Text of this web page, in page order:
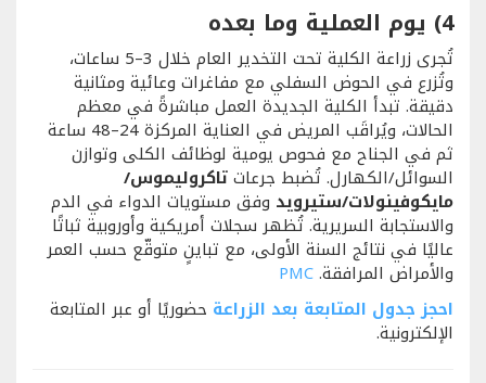
4) يوم العملية وما بعده
تُجرى زراعة الكلية تحت التخدير العام خلال 3–5 ساعات،
وتُزرع في الحوض السفلي مع مفاغرات وعائية ومثانية
دقيقة. تبدأ الكلية الجديدة العمل مباشرةً في معظم
الحالات، ويُراقَب المريض في العناية المركزة 24–48 ساعة
ثم في الجناح مع فحوص يومية لوظائف الكلى وتوازن
السوائل/الكهارل. تُضبط جرعاتتاكروليموس/
مايكوفينولات/ستيرويد وفق مستويات الدواء في الدم
والاستجابة السريرية. تُظهر سجلات أمريكية وأوروبية ثباتًا
عاليًا في نتائج السنة الأولى، مع تباينٍ متوقّع حسب العمر
والأمراض المرافقة.PMC
احجز جدول المتابعة بعد الزراعة حضوريًا أو عبر المتابعة
الإلكترونية.